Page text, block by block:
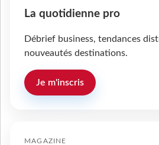
La quotidienne pro
Débrief business, tendances
nouveautés destinations.
Je m'inscris
MAGAZINE